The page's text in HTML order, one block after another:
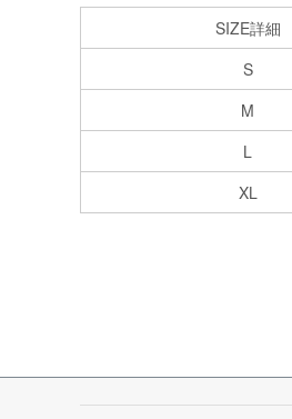
SIZE詳細
S
M
L
XL